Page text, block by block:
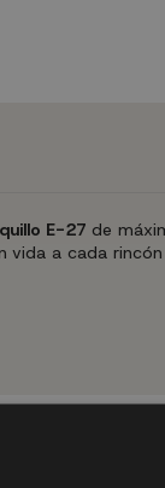
E-27 de
a cada